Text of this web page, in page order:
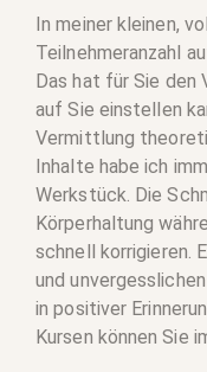
In meiner kleinen,
Teilnehmeranzahl
Das hat für Sie den
auf Sie einstellen
Vermittlung
Inhalte habe ich
Werkstück. Die
Körperhaltung
schnell korrigieren.
und
in positiver
Kursen können Sie